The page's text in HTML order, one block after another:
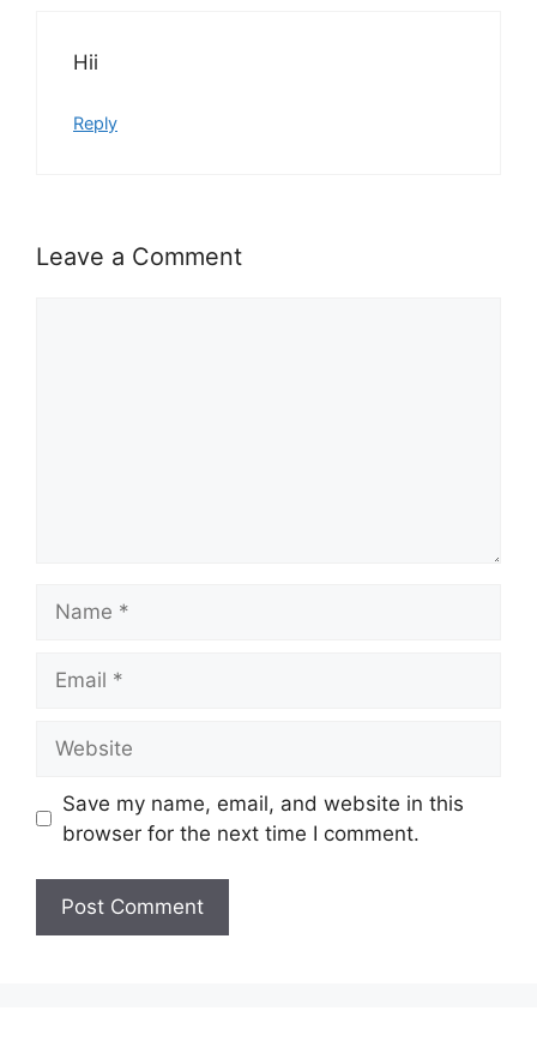
Hii
Reply
Leave a Comment
Save my name, email, and website in this
browser for the next time I comment.